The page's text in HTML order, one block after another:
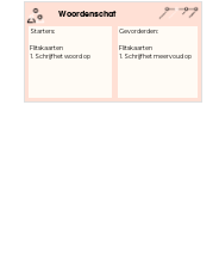
Woordenschat
Gevorderden:
Flitskaarten
1. Schrijf het meervoud op
Starters:
Flitskaarten
1. Schrijf het woord op